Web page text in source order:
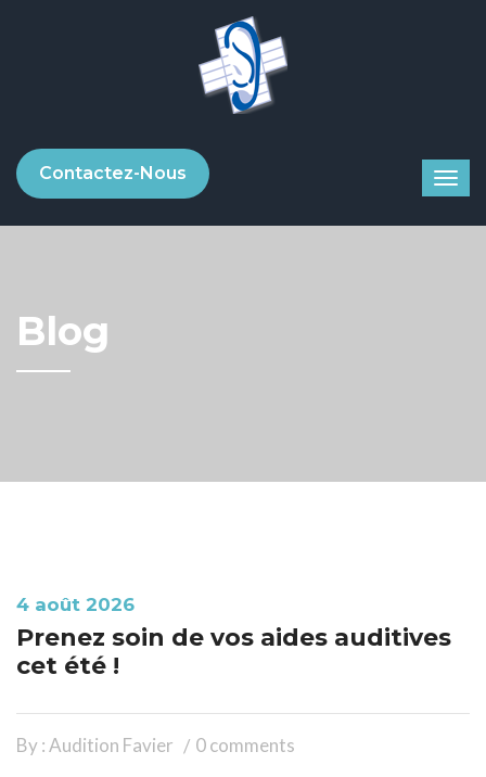
Contactez-Nous
Blog
4 août 2026
Prenez soin de vos aides auditives
cet été !
By : Audition Favier 0 comments